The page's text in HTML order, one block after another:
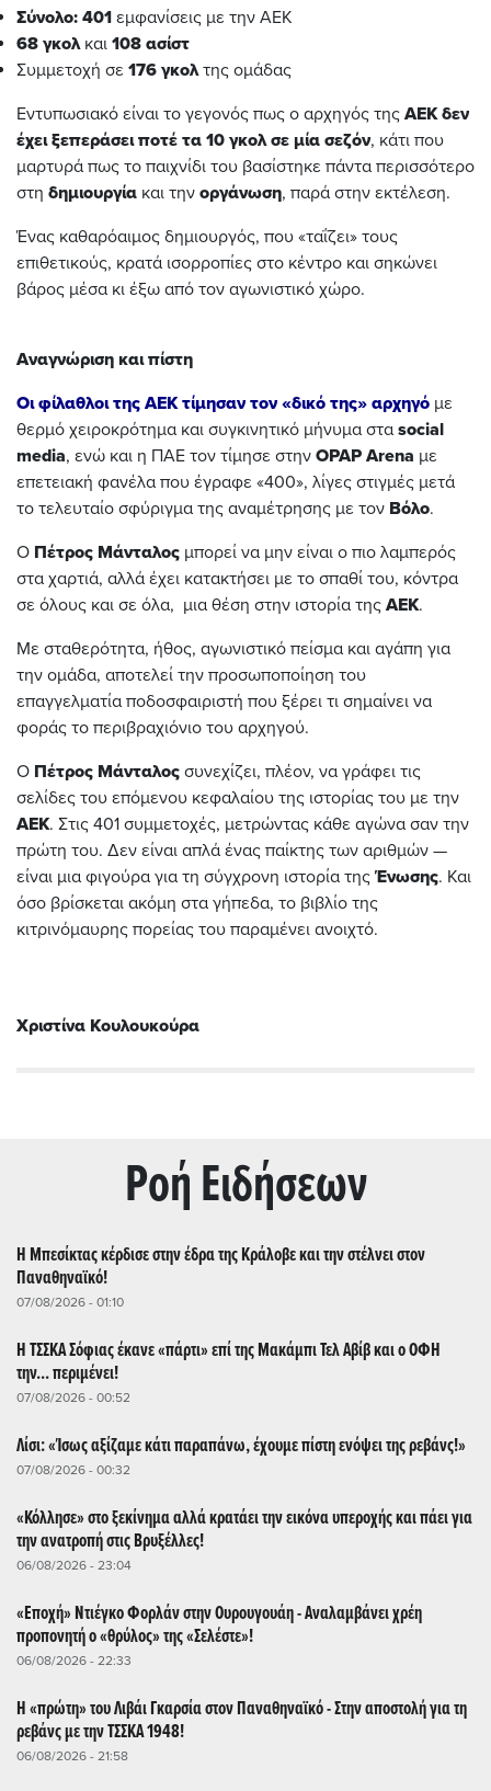
Σύνολο: 401 εμφανίσεις με την ΑΕΚ
68 γκολκαι 108 ασίστ
Συμμετοχή σε 176 γκολτης ομάδας
Εντυπωσιακό είναι το γεγονός πως ο αρχηγός της ΑΕΚ δεν
έχει ξεπεράσει ποτέ τα 10 γκολ σε μία σεζόν, κάτι που
μαρτυρά πως το παιχνίδι του βασίστηκε πάντα περισσότερο
στη δημιουργία και την οργάνωση, παρά στην εκτέλεση.
Ένας καθαρόαιμος δημιουργός, που «ταΐζει» τους
επιθετικούς, κρατά ισορροπίες στο κέντρο και σηκώνει
βάρος μέσα κι έξω από τον αγωνιστικό χώρο.
Αναγνώριση και πίστη
Οι φίλαθλοι της ΑΕΚ τίμησαν τον «δικό της» αρχηγό με
θερμό χειροκρότημα και συγκινητικό μήνυμα στα social
media, ενώ και η ΠΑΕ τον τίμησε στην OPAP Arena με
επετειακή φανέλα που έγραφε «400», λίγες στιγμές μετά
το τελευταίο σφύριγμα της αναμέτρησης με τον Βόλο.
Ο Πέτρος Μάνταλος μπορεί να μην είναι ο πιο λαμπερός
στα χαρτιά, αλλά έχει κατακτήσει με το σπαθί του, κόντρα
σε όλους και σε όλα, μια θέση στην ιστορία της ΑΕΚ.
Με σταθερότητα, ήθος, αγωνιστικό πείσμα και αγάπη για
την ομάδα, αποτελεί την προσωποποίηση του
επαγγελματία ποδοσφαιριστή που ξέρει τι σημαίνει να
φοράς το περιβραχιόνιο του αρχηγού.
Ο Πέτρος Μάνταλος συνεχίζει, πλέον, να γράφει τις
σελίδες του επόμενου κεφαλαίου της ιστορίας του με την
ΑΕΚ. Στις 401 συμμετοχές, μετρώντας κάθε αγώνα σαν την
πρώτη του. Δεν είναι απλά ένας παίκτης των αριθμών —
είναι μια φιγούρα για τη σύγχρονη ιστορία της Ένωσης. Και
όσο βρίσκεται ακόμη στα γήπεδα, το βιβλίο της
κιτρινόμαυρης πορείας του παραμένει ανοιχτό.
Χριστίνα Κουλουκούρα
Ρoή Ειδήσεων
Η Μπεσίκτας κέρδισε στην έδρα της Κράλοβε και την στέλνει στον
Παναθηναϊκό!
07/08/2026 - 01:10
Η ΤΣΣΚΑ Σόφιας έκανε «πάρτι» επί της Μακάμπι Τελ Αβίβ και ο ΟΦΗ
την... περιμένει!
07/08/2026 - 00:52
Λίσι: «Ίσως αξίζαμε κάτι παραπάνω, έχουμε πίστη ενόψει της ρεβάνς!»
07/08/2026 - 00:32
«Κόλλησε» στο ξεκίνημα αλλά κρατάει την εικόνα υπεροχής και πάει για
την ανατροπή στις Βρυξέλλες!
06/08/2026 - 23:04
«Εποχή» Ντιέγκο Φορλάν στην Ουρουγουάη - Αναλαμβάνει χρέη
προπονητή ο «θρύλος» της «Σελέστε»!
06/08/2026 - 22:33
Η «πρώτη» του Λιβάι Γκαρσία στον Παναθηναϊκό - Στην αποστολή για τη
ρεβάνς με την ΤΣΣΚΑ 1948!
06/08/2026 - 21:58